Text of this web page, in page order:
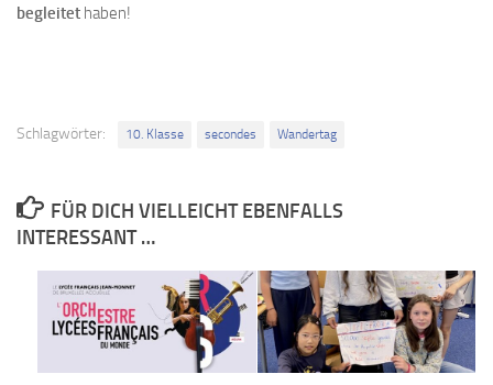
begleitet haben!
Schlagwörter: 10. Klasse secondes Wandertag
FÜR DICH VIELLEICHT EBENFALLS
INTERESSANT …